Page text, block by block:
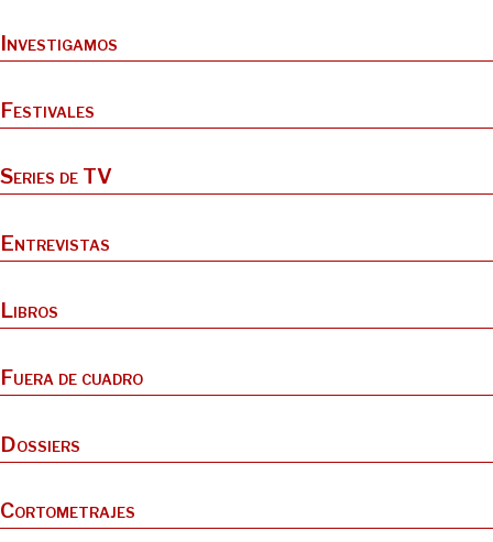
Investigamos
Festivales
Series de TV
Entrevistas
Libros
Fuera de cuadro
Dossiers
Cortometrajes